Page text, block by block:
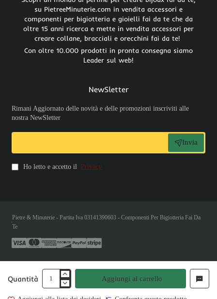
Quantità Aggiungi al carrello
su PietreeMinuterie.com in vendita accessori e
componenti per bigiotteria e gioielli fai da te che da
oltre 15 anni ricerca e mette in vendita accessori per
creare collane, bracciali e orecchini fai da te!
Con oltre 10.000 prodotti in pronta consegna siamo
Leader sul web!
NewSletter
Rimani Aggiornato delle novità e delle promozioni inscriviti alle
nostra NewSletter
Invia
Ho letto e accetto il Privacy
Pietre & Minuterie - Partita Iva 03141390603 - Componenti Per Bigiotteria Fai Da
Te